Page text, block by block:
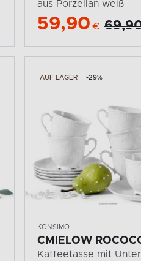
aus Porzellan weiß
59,90 €
AUF LAGER -29%
KONSIMO
CMIELOW
Kaffeetasse mit